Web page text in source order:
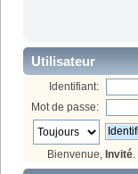
Utilisateur
Identifiant:
Mot de passe:
Bienvenue, Invité